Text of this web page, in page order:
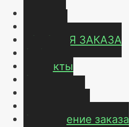
УСЛОВИЯ ЗАКАЗА
ОТЗЫВЫ
Контакты
О нас
Оформление заказа